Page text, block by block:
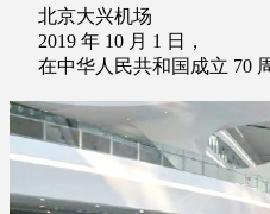
北京大兴机场
2019 年 10 月 1 日，
在中华人民共和国成立 70